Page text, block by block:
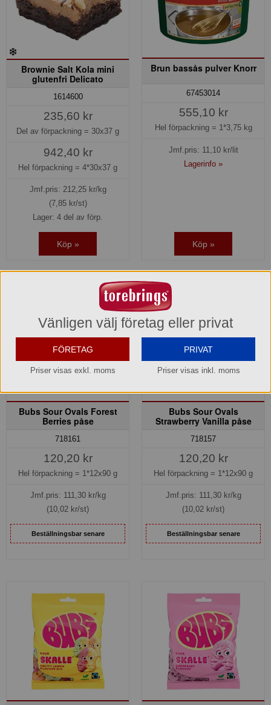
Brownie Salt Kola mini
glutenfri Delicato
1614600
235,60 kr
Del av förpackning = 30x37 g
942,40 kr
Hel förpackning = 4*30x37 g
Jmf.pris: 212,25kr/kg
(7,85 kr/st)
Lager: 4 del av förp.
Köp »
Brun bassås pulver Knorr
67453014
555,10 kr
Hel förpackning = 1*3,75 kg
Jmf.pris: 11,10kr/lit
Lagerinfo »
Köp »
Bubs Sour Ovals Forest
Berries påse
718161
120,20 kr
Hel förpackning = 1*12x90 g
Jmf.pris: 111,30kr/kg
(10,02 kr/st)
Beställningsbar senare
Bubs Sour Ovals
Strawberry Vanilla påse
718157
120,20 kr
Hel förpackning = 1*12x90 g
Jmf.pris: 111,30kr/kg
(10,02 kr/st)
Beställningsbar senare
Vänligen välj företag eller privat
FÖRETAG
Priser visas exkl. moms
PRIVAT
Priser visas inkl. moms